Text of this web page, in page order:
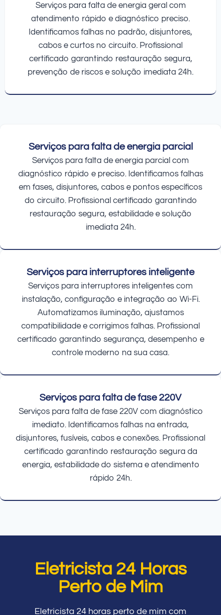
Serviços para falta de energia geral com
atendimento rápido e diagnóstico preciso.
Identificamos falhas no padrão, disjuntores,
cabos e curtos no circuito. Profissional
certificado garantindo restauração segura,
prevenção de riscos e solução imediata 24h.
Serviços para falta de energia parcial
Serviços para falta de energia parcial com
diagnóstico rápido e preciso. Identificamos falhas
em fases, disjuntores, cabos e pontos específicos
do circuito. Profissional certificado garantindo
restauração segura, estabilidade e solução
imediata 24h.
Serviços para interruptores inteligente
Serviços para interruptores inteligentes com
instalação, configuração e integração ao Wi-Fi.
Automatizamos iluminação, ajustamos
compatibilidade e corrigimos falhas. Profissional
certificado garantindo segurança, desempenho e
controle moderno na sua casa.
Serviços para falta de fase 220V
Serviços para falta de fase 220V com diagnóstico
imediato. Identificamos falhas na entrada,
disjuntores, fusíveis, cabos e conexões. Profissional
certificado garantindo restauração segura da
energia, estabilidade do sistema e atendimento
rápido 24h.
Eletricista 24 Horas
Perto de Mim
Eletricista 24 horas perto de mim com